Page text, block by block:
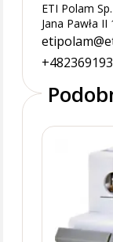
ETI Polam
Jana Pawła